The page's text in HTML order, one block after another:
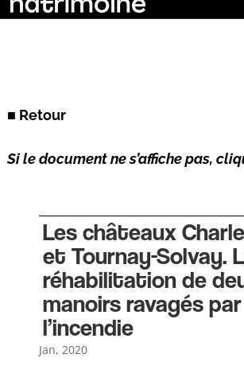
■ Retour
Si le document ne s’affiche pas,
Les châteaux
et Tournay-Solvay.
réhabilitation de
manoirs ravagés par
l’incendie
Jan, 2020